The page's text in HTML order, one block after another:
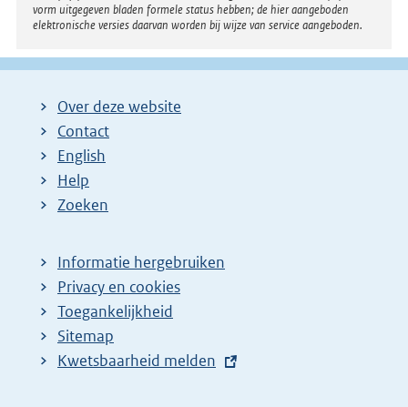
vorm uitgegeven bladen formele status hebben; de hier aangeboden
elektronische versies daarvan worden bij wijze van service aangeboden.
Over deze website
Contact
English
Help
Zoeken
Informatie hergebruiken
Privacy en cookies
Toegankelijkheid
Sitemap
E
Kwetsbaarheid melden